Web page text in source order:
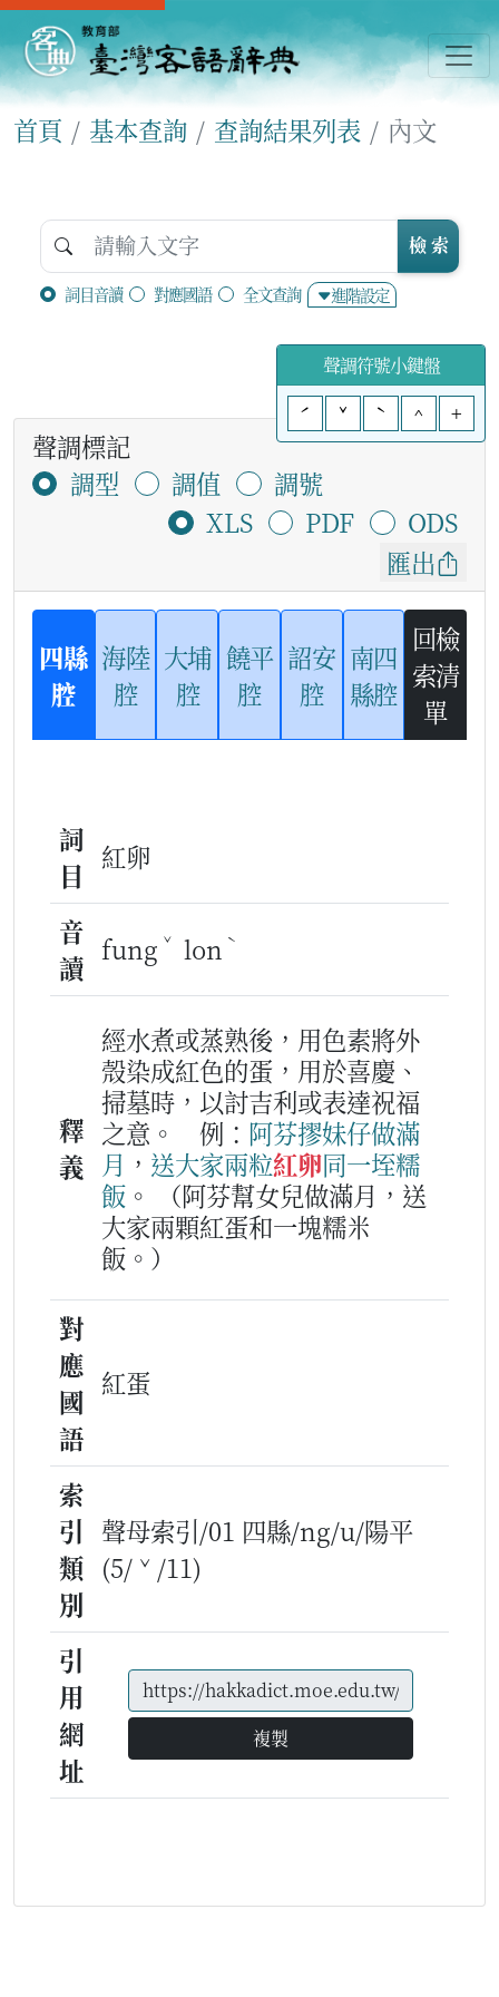
首頁 基本查詢 查詢結果列表 內文
詞目音讀 對應國語 全文查詢 進階設定
檢 索
聲調符號小鍵盤
ˊ
ˇ ˋ ^ +
聲調標記
調型
調值
調號
XLS
PDF
ODS
匯出
四縣
腔
海陸
腔
大埔
腔
饒平
腔
詔安
腔
南四
縣腔
回檢
索清
單
詞
目
紅卵
音
讀
fung ˇ lon ˋ
釋
義
經水煮或蒸熟後，用色素將外
殼染成紅色的蛋，用於喜慶、
掃墓時，以討吉利或表達祝福
之意。
例： 阿芬摎妹仔做滿
月 ， 送大家兩粒紅卵同一垤糯
飯 。
（阿芬幫女兒做滿月，送
大家兩顆紅蛋和一塊糯米
飯。）
對
應
國
語
紅蛋
索
引
類
別
聲母索引/01 四縣/ng/u/陽平
(5/ˇ/11)
引
用
網
址
複製